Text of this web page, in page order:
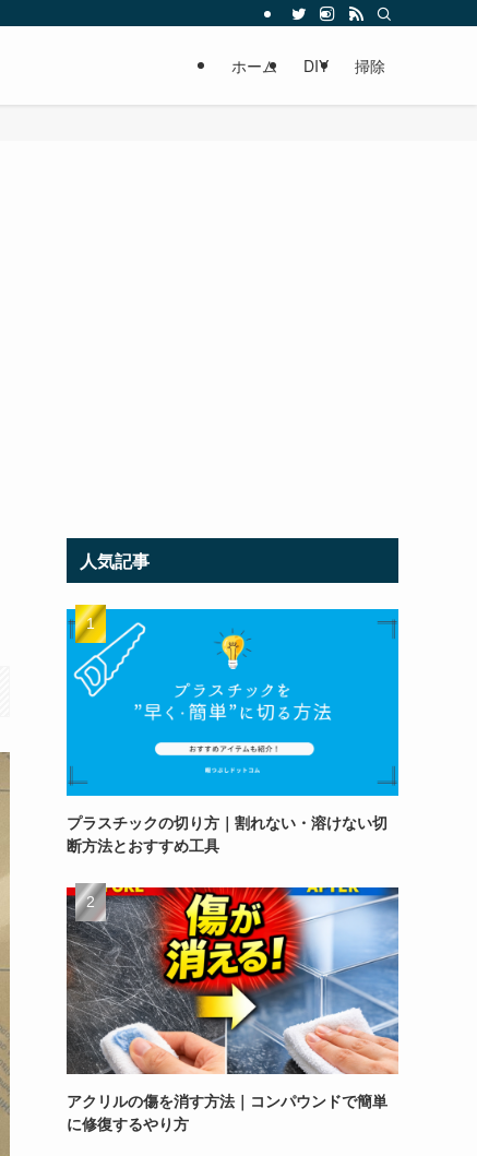
ホーム DIY 掃除
人気記事
プラスチックの切り方｜割れない・溶けない切
断方法とおすすめ工具
アクリルの傷を消す方法｜コンパウンドで簡単
に修復するやり方